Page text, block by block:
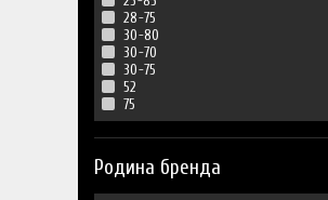
28-75
30-80
30-70
30-75
52
75
Родина бренда